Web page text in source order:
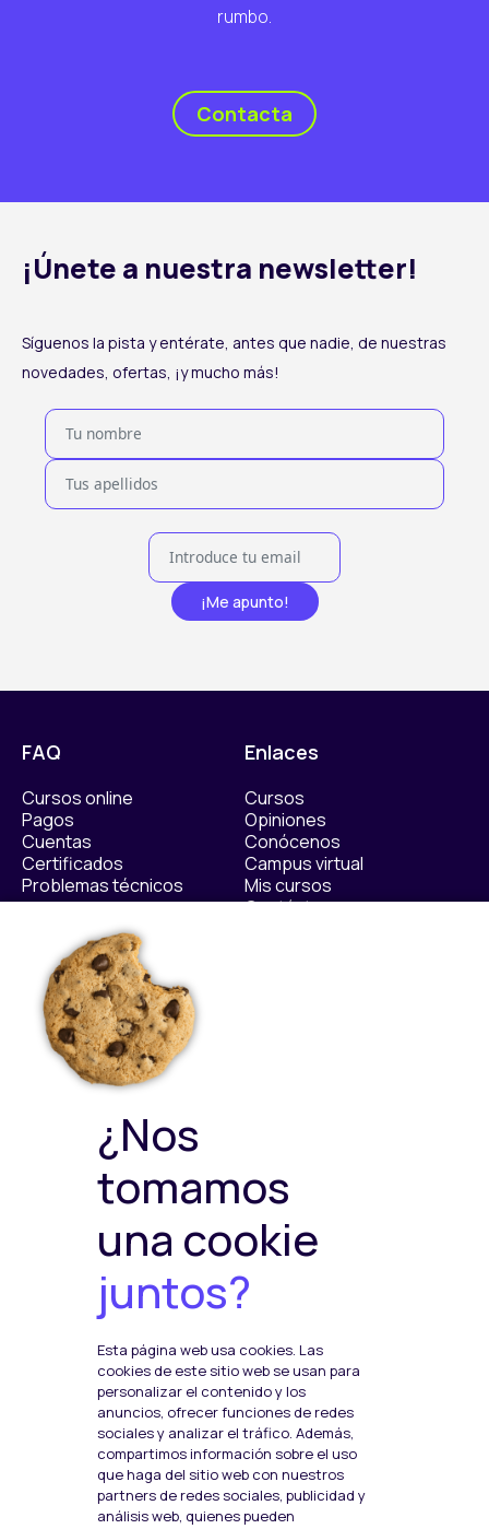
rumbo.
Contacta
¡Únete a nuestra newsletter!
Síguenos la pista y entérate, antes que nadie, de nuestras
novedades, ofertas, ¡y mucho más!
¡Me apunto!
FAQ
Cursos online
Pagos
Cuentas
Certificados
Problemas técnicos
Enlaces
Cursos
Opiniones
Conócenos
Campus virtual
Mis cursos
Contáctanos​
Políticas
Política Privacidad
Política de Cookies
Política de ventas y
devoluciones
Medioambiente
Política de Seguridad de la
Información
Plataformas de pago
Social Media
I
n
s
t
T
w
i
t
Política de Cookies
¿Nos
tomamos
una cookie
juntos?
Esta página web usa cookies. Las
cookies de este sitio web se usan para
personalizar el contenido y los
anuncios, ofrecer funciones de redes
sociales y analizar el tráfico. Además,
compartimos información sobre el uso
que haga del sitio web con nuestros
partners de redes sociales, publicidad y
análisis web, quienes pueden